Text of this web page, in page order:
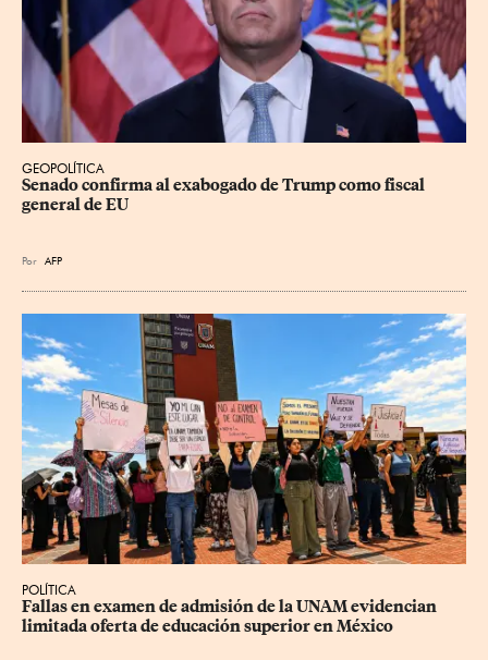
GEOPOLÍTICA
Senado confirma al exabogado de Trump como fiscal
general de EU
Por AFP
POLÍTICA
Fallas en examen de admisión de la UNAM evidencian
limitada oferta de educación superior en México